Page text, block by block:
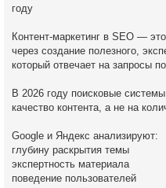
году
Контент-маркетинг в SEO —
через создание полезного,
который отвечает на запросы
В 2026 году поисковые
качество контента, а не на
Google и Яндекс анализируют:
глубину раскрытия темы
экспертность материала
поведение пользователей